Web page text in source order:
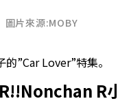
片來源:MOBY
”Car Lover”特集。
R